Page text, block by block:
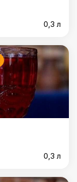
0,3 л
0,3 л